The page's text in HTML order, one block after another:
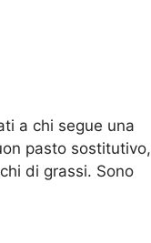
a chi segue una
pasto sostitutivo,
di grassi. Sono